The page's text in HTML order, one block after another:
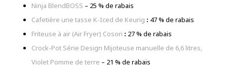
Ninja BlendBOSS – 25 % de rabais
Cafetière une tasse K-Iced de Keurig : 47 % de rabais
Friteuse à air (Air Fryer) Cosori : 27 % de rabais
Crock-Pot Série Design Mijoteuse manuelle de 6,6 litres,
Violet Pomme de terre – 21 % de rabais